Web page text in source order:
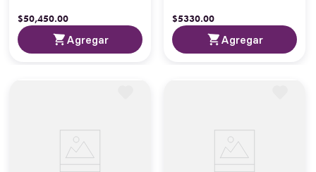
$50,450.00
Agregar
$5330.00
Agregar